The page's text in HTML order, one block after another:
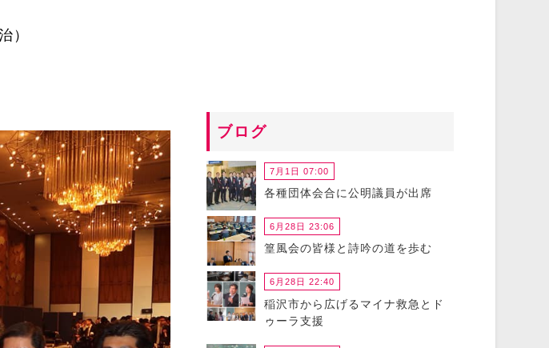
）
ブログ
7月1日 07:00
各種団体会合に公明議員が出席
6月28日 23:06
篁風会の皆様と詩吟の道を歩む
6月28日 22:40
稲沢市から広げるマイナ救急とド
ゥーラ支援